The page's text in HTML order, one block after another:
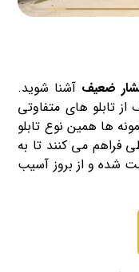
فشار ضعیف آشنا شوید.
تابلو های متفاوتی
ها همین نوع تابلو
فراهم می کنند تا به
شده و از بروز آسیب